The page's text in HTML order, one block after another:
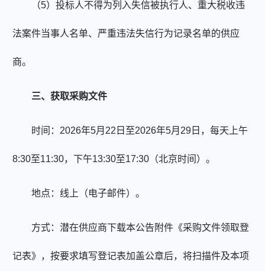
（5）投标人不得为列入失信被执行人、重大税收违
法案件当事人名单、严重违法失信行为记录名单的供应
商。
三、获取采购文件
时间： 2026年5月22日至2026年5月29日，每天上午
8:30至11:30，下午13:30至17:30（北京时间）。
地点：线上（电子邮件）。
方式： 潜在供应商下载本公告附件《采购文件领取登
记表》 ， 按要求填写登记表加盖公章后， 将扫描件及本项